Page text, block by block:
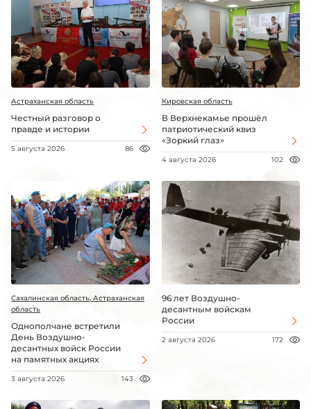
Астраханская область
Честный разговор о
правде и истории
5 августа 2026 86
Кировская область
В Верхнекамье прошёл
патриотический квиз
«Зоркий глаз»
4 августа 2026 102
Сахалинская область, Астраханская
область
Однополчане встретили
День Воздушно-
десантных войск России
на памятных акциях
3 августа 2026 143
96 лет Воздушно-
десантным войскам
России
2 августа 2026 172